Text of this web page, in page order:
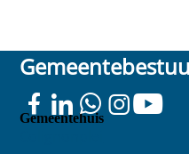
Gemeentehuis